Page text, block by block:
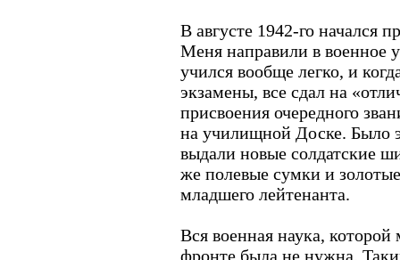
В августе 1942-го начался
Меня направили в военное
учился вообще легко, и
экзамены, все сдал на
присвоения очередного
на училищной Доске. Было
выдали новые солдатские
же полевые сумки и
младшего лейтенанта.
Вся военная наука,
фронте была не нужна.